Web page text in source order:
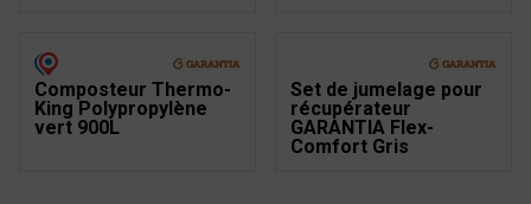
Composteur Thermo-
King Polypropylène
vert 900L
Set de jumelage pour
récupérateur
GARANTIA Flex-
Comfort Gris